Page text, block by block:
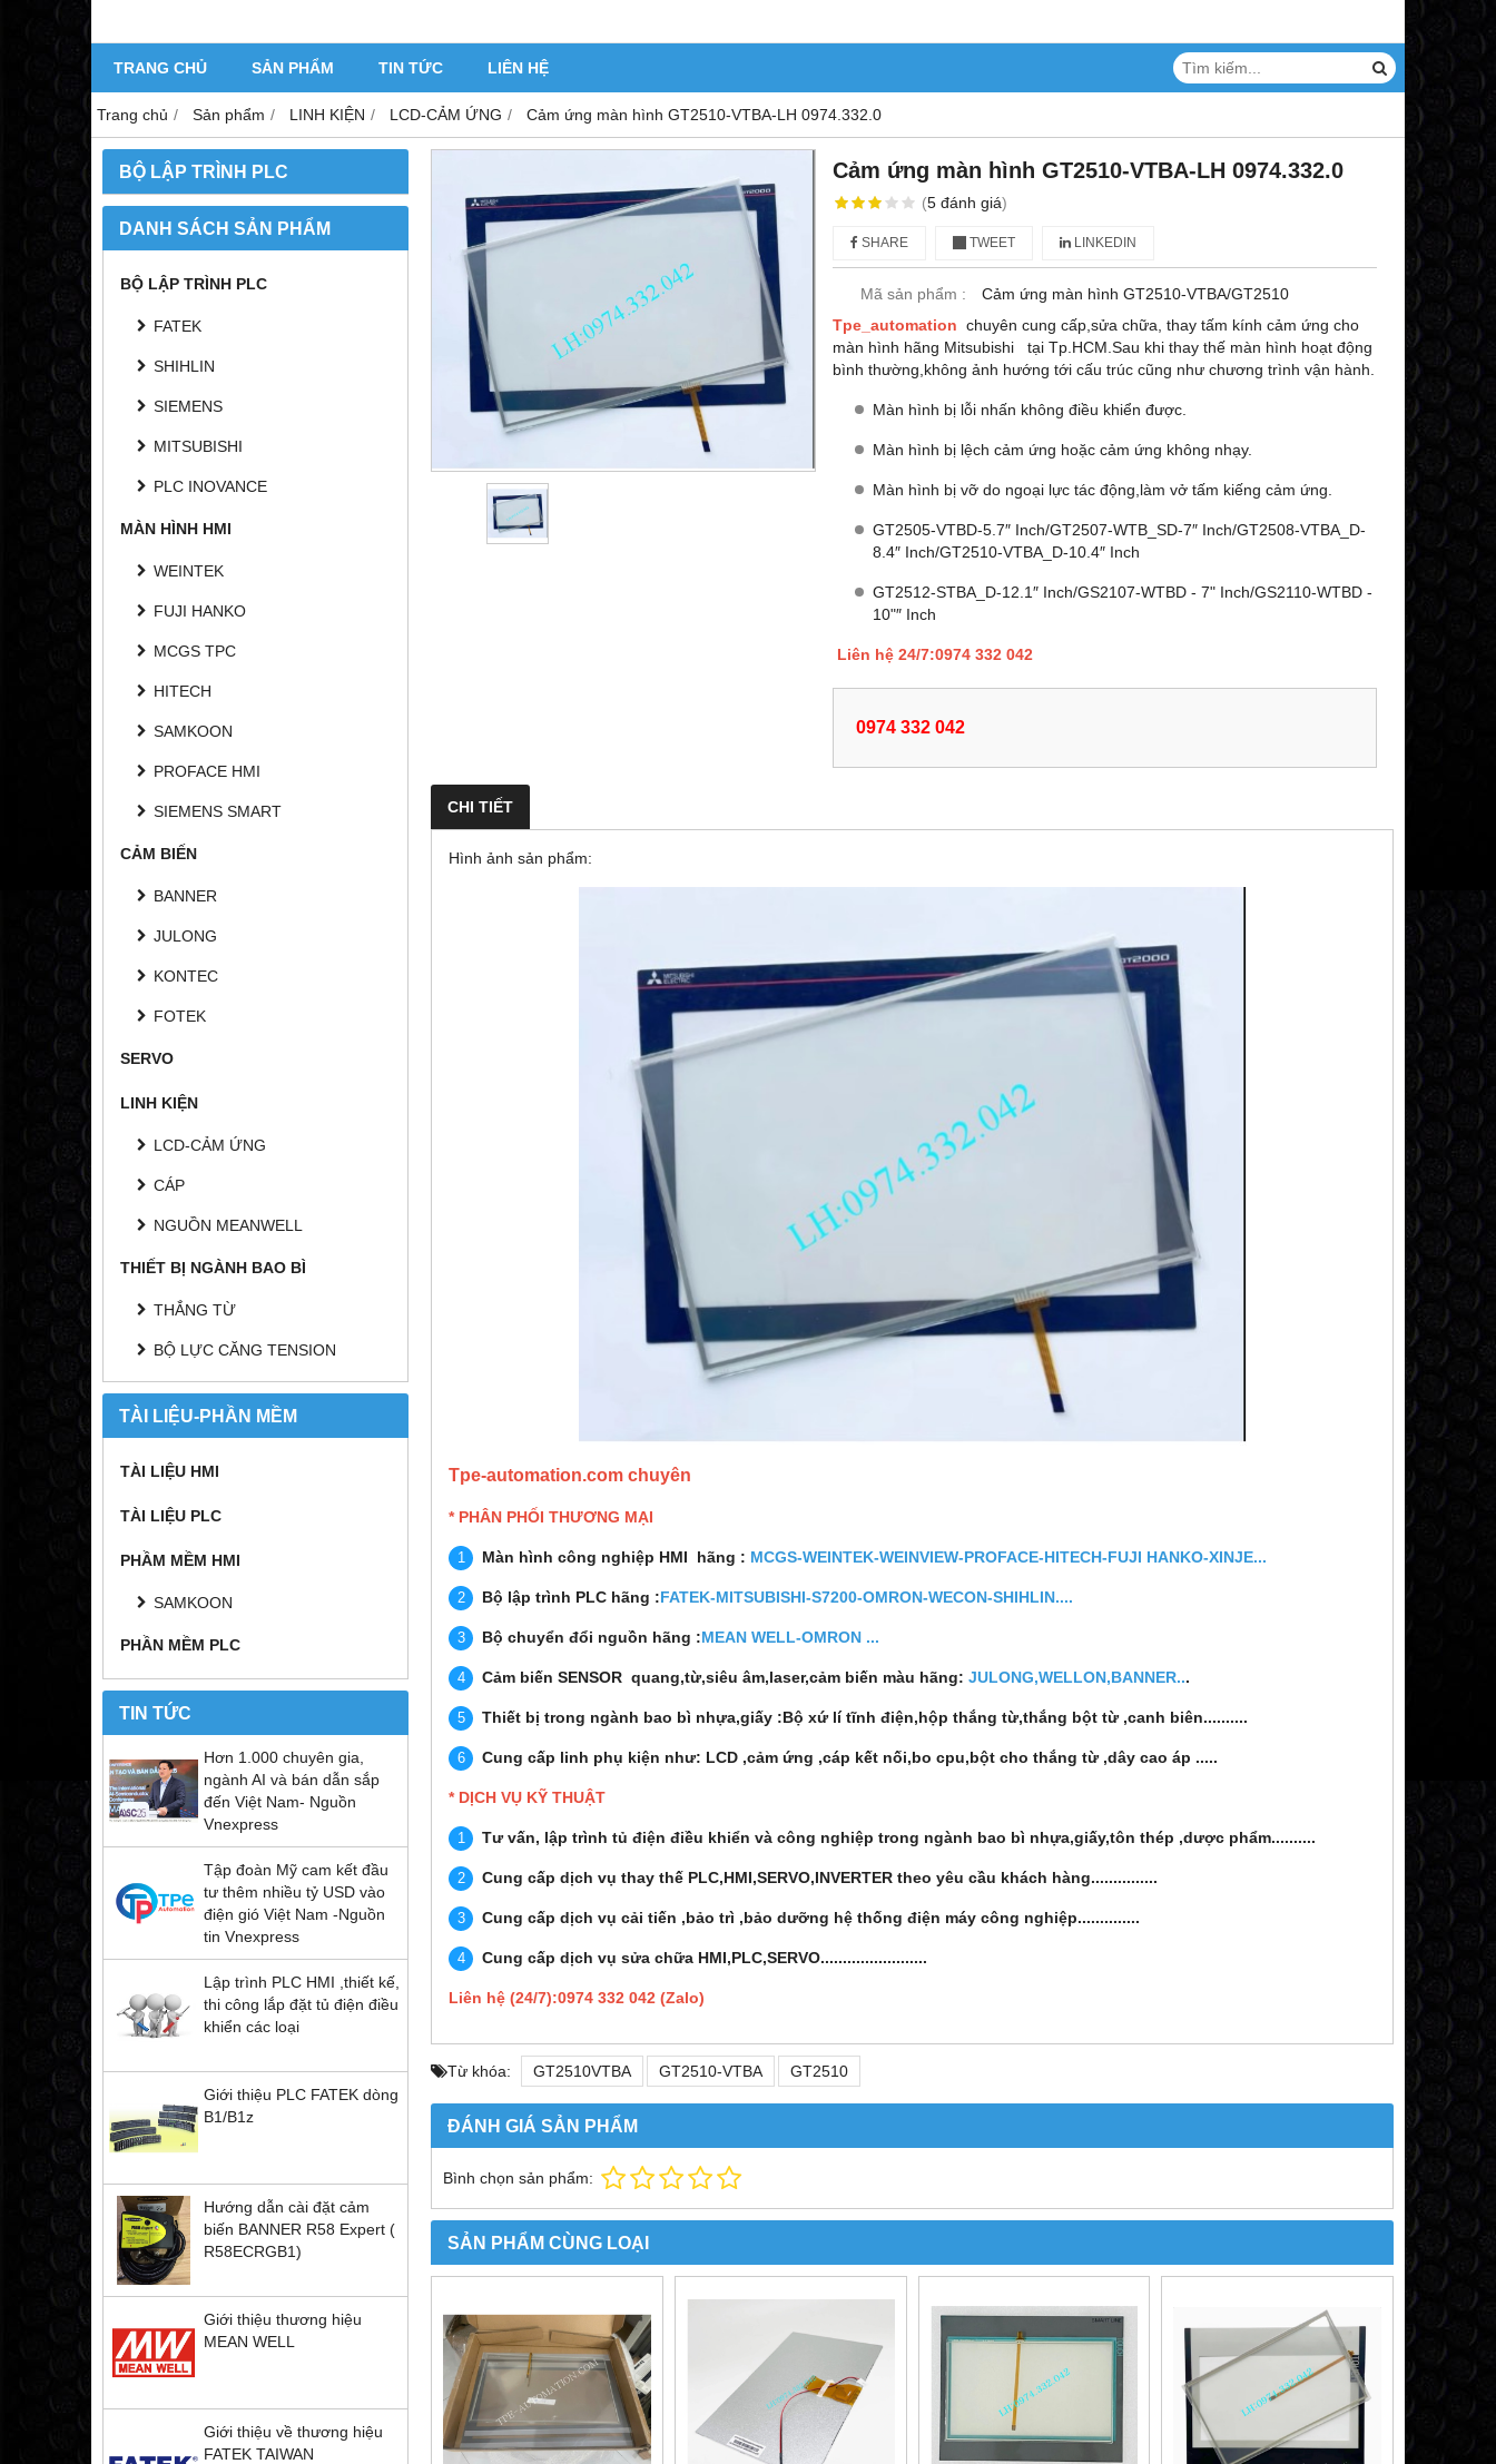
TRANG CHỦ SẢN PHẨM TIN TỨC LIÊN HỆ
Trang chủ Sản phẩm LINH KIỆN LCD-CẢM ỨNG Cảm ứng màn hình GT2510-VTBA-LH 0974.332.0
BỘ LẬP TRÌNH PLC
DANH SÁCH SẢN PHẨM
BỘ LẬP TRÌNH PLC
FATEK
SHIHLIN
SIEMENS
MITSUBISHI
PLC INOVANCE
MÀN HÌNH HMI
WEINTEK
FUJI HANKO
MCGS TPC
HITECH
SAMKOON
PROFACE HMI
SIEMENS SMART
CẢM BIẾN
BANNER
JULONG
KONTEC
FOTEK
SERVO
LINH KIỆN
LCD-CẢM ỨNG
CÁP
NGUỒN MEANWELL
THIẾT BỊ NGÀNH BAO BÌ
THẮNG TỪ
BỘ LỰC CĂNG TENSION
TÀI LIỆU-PHẦN MỀM
TÀI LIỆU HMI
TÀI LIỆU PLC
PHẦM MỀM HMI
SAMKOON
PHẦN MỀM PLC
TIN TỨC
Hơn 1.000 chuyên gia,
ngành AI và bán dẫn sắp
đến Việt Nam- Nguồn
Vnexpress
Tập đoàn Mỹ cam kết đầu
tư thêm nhiều tỷ USD vào
điện gió Việt Nam -Nguồn
tin Vnexpress
Lập trình PLC HMI ,thiết kế,
thi công lắp đặt tủ điện điều
khiển các loại
Giới thiệu PLC FATEK dòng
B1/B1z
Hướng dẫn cài đặt cảm
biến BANNER R58 Expert (
R58ECRGB1)
Giới thiệu thương hiệu
MEAN WELL
Giới thiệu về thương hiệu
FATEK TAIWAN
Cảm ứng màn hình GT2510-VTBA-LH 0974.332.0
(5 đánh giá)
SHARE TWEET LINKEDIN
Mã sản phẩm :
Cảm ứng màn hình GT2510-VTBA/GT2510
Tpe_automation chuyên cung cấp,sửa chữa, thay tấm kính cảm ứng cho
màn hình hãng Mitsubishi tại Tp.HCM.Sau khi thay thế màn hình hoạt động
bình thường,không ảnh hướng tới cấu trúc cũng như chương trình vận hành.
Màn hình bị lỗi nhấn không điều khiển được.
Màn hình bị lệch cảm ứng hoặc cảm ứng không nhạy.
Màn hình bị vỡ do ngoại lực tác động,làm vở tấm kiếng cảm ứng.
GT2505-VTBD-5.7″ Inch/GT2507-WTB_SD-7″ Inch/GT2508-VTBA_D-
8.4″ Inch/GT2510-VTBA_D-10.4″ Inch
GT2512-STBA_D-12.1″ Inch/GS2107-WTBD - 7" Inch/GS2110-WTBD -
10"″ Inch
Liên hệ 24/7:0974 332 042
0974 332 042
CHI TIẾT
Hình ảnh sản phẩm:
Tpe-automation.com chuyên
* PHÂN PHỐI THƯƠNG MẠI
Màn hình công nghiệp HMI hãng : MCGS-WEINTEK-WEINVIEW-PROFACE-HITECH-FUJI HANKO-XINJE...
Bộ lập trình PLC hãng :FATEK-MITSUBISHI-S7200-OMRON-WECON-SHIHLIN....
Bộ chuyển đổi nguồn hãng :MEAN WELL-OMRON ...
Cảm biến SENSOR quang,từ,siêu âm,laser,cảm biến màu hãng: JULONG,WELLON,BANNER...
Thiết bị trong ngành bao bì nhựa,giấy :Bộ xứ lí tĩnh điện,hộp thắng từ,thắng bột từ ,canh biên..........
Cung cấp linh phụ kiện như: LCD ,cảm ứng ,cáp kết nối,bo cpu,bột cho thắng từ ,dây cao áp .....
* DỊCH VỤ KỸ THUẬT
Tư vấn, lập trình tủ điện điều khiển và công nghiệp trong ngành bao bì nhựa,giấy,tôn thép ,dược phẩm..........
Cung cấp dịch vụ thay thế PLC,HMI,SERVO,INVERTER theo yêu cầu khách hàng...............
Cung cấp dịch vụ cải tiến ,bảo trì ,bảo dưỡng hệ thống điện máy công nghiệp..............
Cung cấp dịch vụ sửa chữa HMI,PLC,SERVO........................
Liên hệ (24/7):0974 332 042 (Zalo)
Từ khóa: GT2510VTBA GT2510-VTBA GT2510
ĐÁNH GIÁ SẢN PHẨM
Bình chọn sản phẩm:
SẢN PHẨM CÙNG LOẠI